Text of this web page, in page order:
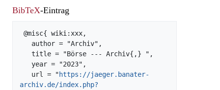
BibTeX-Eintrag
   url = "
https://jaeger.banater-
archiv.de/index.php?